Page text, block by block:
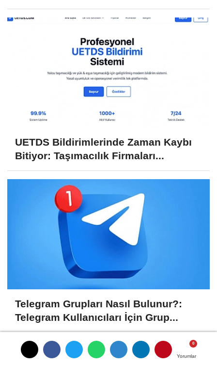
Yorumlar
Yorumlar
UETDS Bildirimlerinde Zaman Kaybı
Bitiyor: Taşımacılık Firmaları...
Telegram Grupları Nasıl Bulunur?:
Telegram Kullanıcıları İçin Grup...
SIVAS İLÇELERI Yorumlar